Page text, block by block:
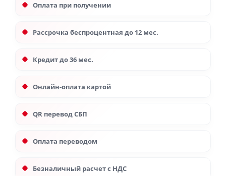
Оплата при получении
Рассрочка беспроцентная до 12 мес.
Кредит до 36 мес.
Онлайн-оплата картой
QR перевод СБП
Оплата переводом
Безналичный расчет с НДС